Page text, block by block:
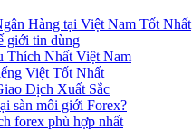
Hàng tại Việt Nam Tốt Nhất
giới tin dùng
Thích Nhất Việt Nam
Việt Tốt Nhất
Dịch Xuất Sắc
sàn môi giới Forex?
forex phù hợp nhất